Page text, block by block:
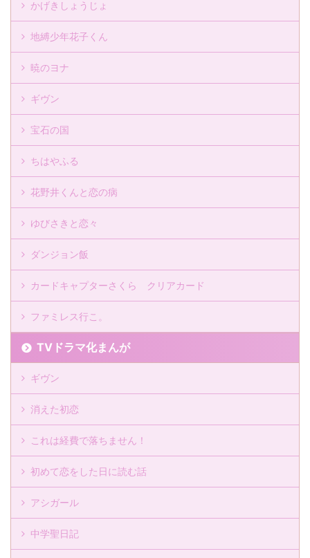
かげきしょうじょ
地縛少年花子くん
暁のヨナ
ギヴン
宝石の国
ちはやふる
花野井くんと恋の病
ゆびさきと恋々
ダンジョン飯
カードキャプターさくら クリアカード
ファミレス行こ。
TVドラマ化まんが
ギヴン
消えた初恋
これは経費で落ちません！
初めて恋をした日に読む話
アシガール
中学聖日記